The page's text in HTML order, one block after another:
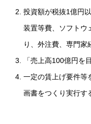
投資額が税抜1億円
装置等費、ソフトウ
り、外注費、専門家
「売上高100億円を
一定の賃上げ要件等
画書をつくり実行す